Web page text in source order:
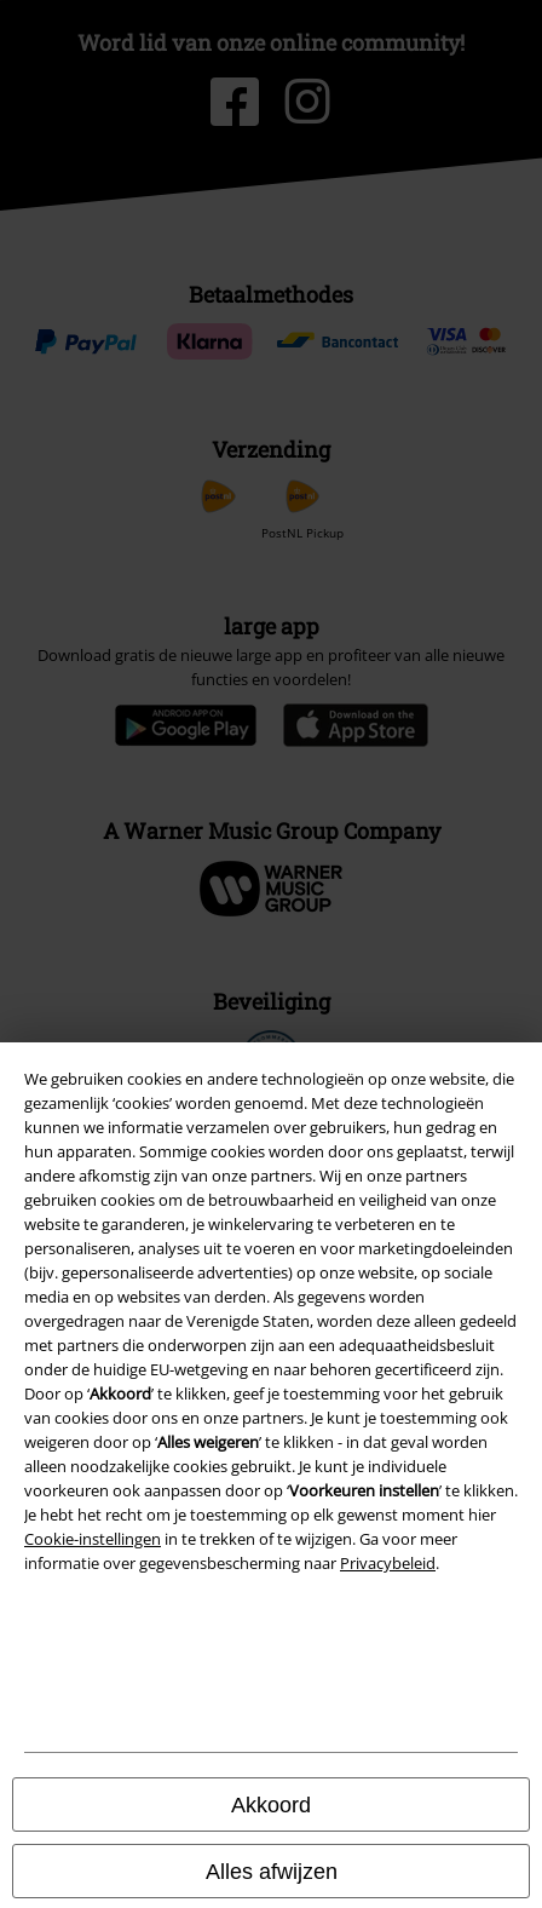
We gebruiken cookies en andere technologieën op onze website, die
gezamenlijk ‘cookies’ worden genoemd. Met deze technologieën
kunnen we informatie verzamelen over gebruikers, hun gedrag en
hun apparaten. Sommige cookies worden door ons geplaatst, terwijl
andere afkomstig zijn van onze partners. Wij en onze partners
gebruiken cookies om de betrouwbaarheid en veiligheid van onze
website te garanderen, je winkelervaring te verbeteren en te
personaliseren, analyses uit te voeren en voor marketingdoeleinden
(bijv. gepersonaliseerde advertenties) op onze website, op sociale
media en op websites van derden. Als gegevens worden
overgedragen naar de Verenigde Staten, worden deze alleen gedeeld
met partners die onderworpen zijn aan een adequaatheidsbesluit
onder de huidige EU-wetgeving en naar behoren gecertificeerd zijn.
Door op ‘Akkoord’ te klikken, geef je toestemming voor het gebruik
van cookies door ons en onze partners. Je kunt je toestemming ook
weigeren door op ‘Alles weigeren’ te klikken - in dat geval worden
alleen noodzakelijke cookies gebruikt. Je kunt je individuele
voorkeuren ook aanpassen door op ‘Voorkeuren instellen’ te klikken.
Je hebt het recht om je toestemming op elk gewenst moment hier
Cookie-instellingen in te trekken of te wijzigen. Ga voor meer
informatie over gegevensbescherming naar Privacybeleid.
Akkoord
Alles afwijzen
Word lid van onze online community!
Betaalmethodes
Verzending
PostNL Pickup
large app
Download gratis de nieuwe large app en profiteer van alle nieuwe
functies en voordelen!
A Warner Music Group Company
Beveiliging
Legal
Algemene Voorwaarden
Bedrijfsgegevens
Privacyverklaring
Verklaring van conformiteit
Alle prijzen incl.wettelijke BTW
© 1986-2026 Large Popmerchandising BV